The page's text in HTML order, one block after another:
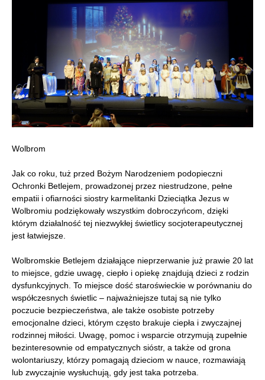
Wolbrom
Jak co roku, tuż przed Bożym Narodzeniem podopieczni
Ochronki Betlejem, prowadzonej przez niestrudzone, pełne
empatii i ofiarności siostry karmelitanki Dzieciątka Jezus w
Wolbromiu podziękowały wszystkim dobroczyńcom, dzięki
którym działalność tej niezwykłej świetlicy socjoterapeutycznej
jest łatwiejsze.
Wolbromskie Betlejem działające nieprzerwanie już prawie 20 lat
to miejsce, gdzie uwagę, ciepło i opiekę znajdują dzieci z rodzin
dysfunkcyjnych. To miejsce dość staroświeckie w porównaniu do
współczesnych świetlic – najważniejsze tutaj są nie tylko
poczucie bezpieczeństwa, ale także osobiste potrzeby
emocjonalne dzieci, którym często brakuje ciepła i zwyczajnej
rodzinnej miłości. Uwagę, pomoc i wsparcie otrzymują zupełnie
bezinteresownie od empatycznych sióstr, a także od grona
wolontariuszy, którzy pomagają dzieciom w nauce, rozmawiają
lub zwyczajnie wysłuchują, gdy jest taka potrzeba.